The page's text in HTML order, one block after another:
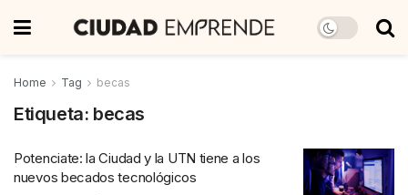
Home Tag becas
Etiqueta: becas
Potenciate: la Ciudad y la UTN tiene a los
nuevos becados tecnológicos